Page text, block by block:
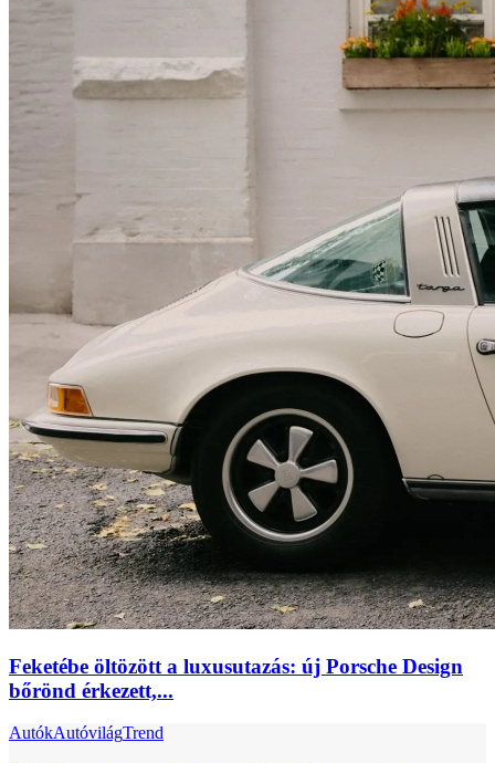
Feketébe öltözött a luxusutazás: új Porsche Design
bőrönd érkezett,...
AutókAutóvilágTrend